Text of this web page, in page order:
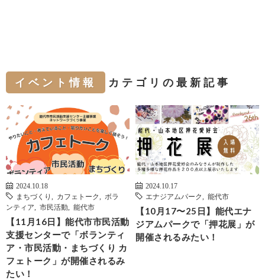
イベント情報 カテゴリの最新記事
2024.10.18
まちづくり
カフェトーク
ボラ
ンティア
市民活動 能代市
【11月16日】能代市市民活動
支援センターで「ボランティ
ア・市民活動・まちづくり カ
フェトーク」が開催されるみ
たい！
2024.10.17
エナジアムパーク
能代市
【10月17〜25日】能代エナ
ジアムパークで「押花展」が
開催されるみたい！